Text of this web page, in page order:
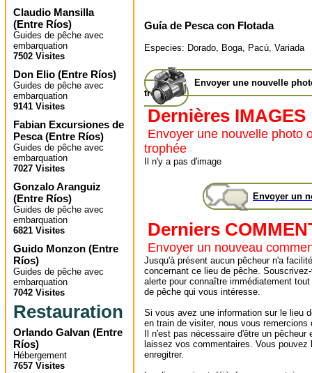
Claudio Mansilla
(Entre Ríos)
Guides de pêche avec
embarquation
7502 Visites
Don Elio (Entre Ríos)
Guides de pêche avec
embarquation
9141 Visites
Fabian Excursiones de
Pesca(Entre Ríos)
Guides de pêche avec
embarquation
7027 Visites
Gonzalo Aranguiz
(Entre Ríos)
Guides de pêche avec
embarquation
6821 Visites
Guido Monzon (Entre
Ríos)
Guides de pêche avec
embarquation
7042 Visites
Restauration
Orlando Galvan (Entre
Ríos)
Hébergement
7657 Visites
Guía de Pesca con Flotada
Especies: Dorado, Boga, Pacú, Variada
Envoyer une nouvelle
trophée
Dernières IMAGES
Envoyer une nouvelle photo
trophée
Il n'y a pas d'image
Envoyer un
Derniers
Envoyer un nouveau
Jusqu'à présent aucun pêcheur n'a
concernant ce lieu de pêche.
alerte pour connaître immédiatement
de pêche qui vous intéresse.
Si vous avez une information sur le lieu
en train de visiter, nous vous remercions
Il n'est pas nécessaire d'être un pêcheur
laissez vos commentaires. Vous pouvez
enregitrer.